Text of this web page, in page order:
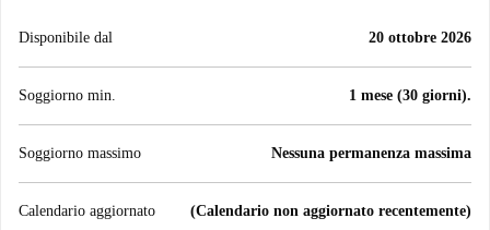
Disponibile dal 20 ottobre 2026
Soggiorno min. 1 mese (30 giorni).
Soggiorno massimo Nessuna permanenza massima
Calendario aggiornato (Calendario non aggiornato recentemente)